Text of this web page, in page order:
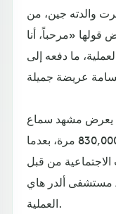
والدته جين، من
قولها «مرحباً، أنا
ما دفعه إلى
يعرض مشهد سماع
الطفل أليكس للمرة الأولى أكثر من 830,000 مرة، بعدما
من قبل
مستشفى ألدر هاي Alder Hey Hospital، حيث أجريت له
العملية.